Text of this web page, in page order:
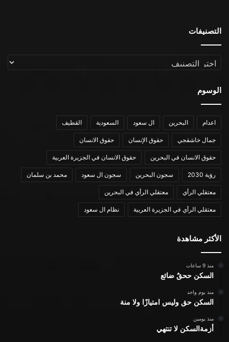
التصنيفات
التصنيفات
الوسوم
اعدام البحرين ال سعود السعودية القطيف
جمال خاشقجي حقوق الإنسان حقوق الانسان
حقوق الانسان في البحرين حقوق الانسان في الجزيرة العربية
رؤية 2030 سجون البحرين سجون ال سعود محمد بن سلمان
معتقلي الرأي معتقلي الرأي في البحرين
معتقلي الرأي في الجزيرة العربية نظام ال سعود
الأكثر مشاهدة
منذ 9 ساعات
السكن ححقٌ ضائع
منذ يوم واحد
السكن حق وليس امتيازًا ولا منة
منذ يومين
أزمةالسكن لا تنتهي